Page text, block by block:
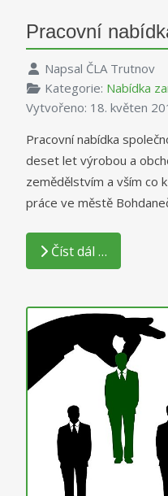
Pracovní
Napsal ČLA Trutnov
Kategorie: Nabídka
Vytvořeno: 18. květen
Pracovní nabídka
deset let výrobou a
zemědělstvím a vším co
práce ve městě
Číst dál …